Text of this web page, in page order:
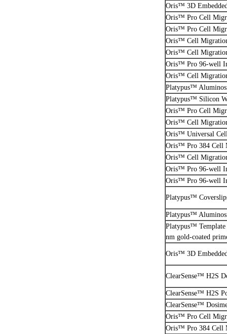
Oris™ 3D
Oris™ Pro Cell
Oris™ Pro Cell
Oris™ Cell
Oris™ Cell
Oris™ Pro 96-well
Oris™ Cell
Platypus™
Platypus™ Silicon
Oris™ Pro Cell
Oris™ Cell
Oris™ Universal
Oris™ Pro 384 Cell
Oris™ Cell
Oris™ Pro 96-well
Oris™ Pro 96-well
Platypus™
Platypus™
Platypus™ Template
nm gold-coated
Oris™ 3D
ClearSense™ H2S
ClearSense™ H2S
ClearSense™
Oris™ Pro Cell
Oris™ Pro 384 Cell